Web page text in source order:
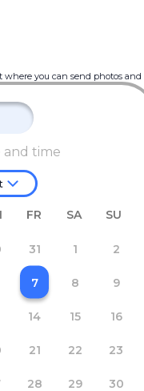
you can send photos
and time
FR SA SU
31 1 2
7 8 9
14 15 16
21 22 23
28 29 30